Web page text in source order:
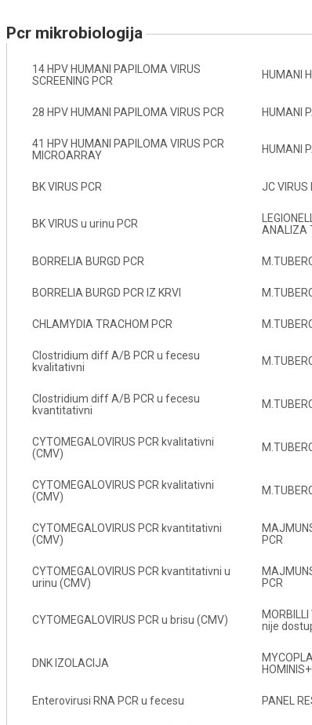
pcr mikrobiologija
14 HPV HUMANI PAPILOMA VIRUS
SCREENING PCR
HUMANI
28 HPV HUMANI PAPILOMA VIRUS PCR HUMANI
41 HPV HUMANI PAPILOMA VIRUS PCR
MICROARRAY
HUMANI
BK VIRUS PCR JC VIRUS
BK VIRUS u urinu PCR
ANALIZA
BORRELIA BURGD PCR
BORRELIA BURGD PCR IZ KRVI
CHLAMYDIA TRACHOM PCR
Clostridium diff A/B PCR u fecesu
kvalitativni
Clostridium diff A/B PCR u fecesu
kvantitativni
CYTOMEGALOVIRUS PCR kvalitativni
(CMV)
CYTOMEGALOVIRUS PCR kvalitativni
(CMV)
CYTOMEGALOVIRUS PCR kvantitativni
(CMV)
PCR
CYTOMEGALOVIRUS PCR kvantitativni u
urinu (CMV)
PCR
CYTOMEGALOVIRUS PCR u brisu (CMV)
nije
DNK IZOLACIJA
Enterovirusi RNA PCR u fecesu PANEL